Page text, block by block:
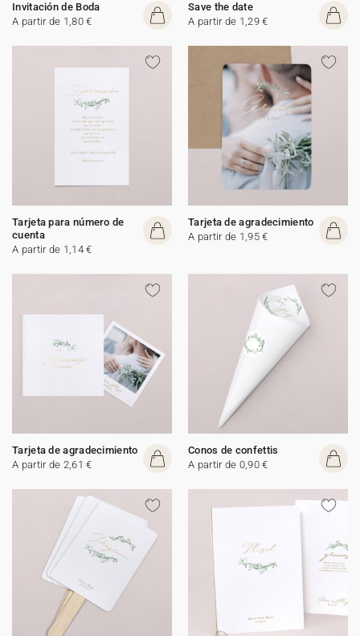
Invitación de Boda
A partir de 1,80 €
Save the date
A partir de 1,29 €
Tarjeta para número de
cuenta
A partir de 1,14 €
Tarjeta de agradecimiento
A partir de 1,95 €
Tarjeta de agradecimiento
A partir de 2,61 €
Conos de confettis
A partir de 0,90 €